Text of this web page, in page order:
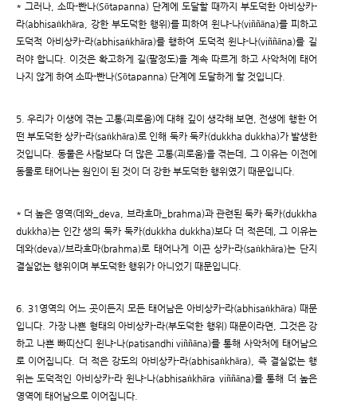
* 그러나, 소따-빤나(Sōtapanna) 단계에 도달할 때까지 부도덕한 아비상카-
라(abhisaṅkhāra, 강한 부도덕한 행위)를 피하여 윈냐-나(viññāna)를 피하고
도덕적 아비상카-라(abhisaṅkhāra)를 행하여 도덕적 윈냐-나(viññāna)를 길
러야 합니다. 이것은 확고하게 길(팔정도)을 계속 따르게 하고 사악처에 태어
나지 않게 하여 소따-빤나(Sōtapanna) 단계에 도달하게 할 것입니다.
5. 우리가 이생에 겪는 고통(괴로움)에 대해 깊이 생각해 보면, 전생에 행한 어
떤 부도덕한 상카-라(saṅkhāra)로 인해 둑카 둑카(dukkha dukkha)가 발생한
것입니다. 동물은 사람보다 더 많은 고통(괴로움)을 겪는데, 그 이유는 이전에
동물로 태어나는 원인이 된 것이 더 강한 부도덕한 행위였기 때문입니다.
* 더 높은 영역(데와_deva, 브라흐마_brahma)과 관련된 둑카 둑카(dukkha
dukkha)는 인간 생의 둑카 둑카(dukkha dukkha)보다 더 적은데, 그 이유는
데와(deva)/브라흐마(brahma)로 태어나게 이끈 상카-라(saṅkhāra)는 단지
결실없는 행위이며 부도덕한 행위가 아니었기 때문입니다.
6. 31영역의 어느 곳이든지 모든 태어남은 아비상카-라(abhisaṅkhāra) 때문
입니다. 가장 나쁜 형태의 아비상카-라(부도덕한 행위) 때문이라면, 그것은 강
하고 나쁜 빠띠산디 윈냐-나(patisandhi viññāna)를 통해 사악처에 태어남으
로 이어집니다. 더 적은 강도의 아비상카-라(abhisaṅkhāra), 즉 결실없는 행
위는 도덕적인 아비상카-라 윈냐-나(abhisaṅkhāra viññāna)를 통해 더 높은
영역에 태어남으로 이어집니다.